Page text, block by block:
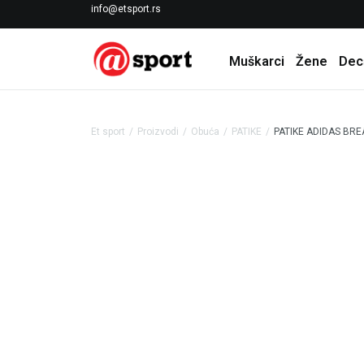
info@etsport.rs
LICENCIRANI CLEARANCE PARTNER ADIDAS
Muškarci Žene
Et sport Proizvodi Obuća PATIKE PATIKE ADIDAS